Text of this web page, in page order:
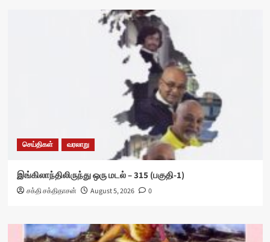
செய்திகள் வரலாறு
இங்கிலாந்திலிருந்து ஒரு மடல் – 315 (பகுதி-1)
சக்தி சக்திதாசன் August 5, 2026 0